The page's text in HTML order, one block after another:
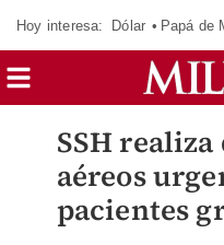
Hoy interesa: Dólar Papá de
SSH
aéreos
pacientes